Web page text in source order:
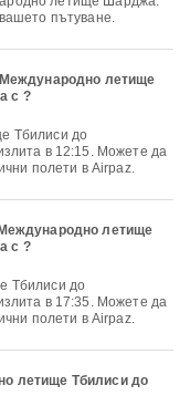
пътуване.
Международно летище
с ?
в 12:15. Можете да
полети в Airpaz.
летище
с ?
в 17:35. Можете да
полети в Airpaz.
летище Тбилиси до